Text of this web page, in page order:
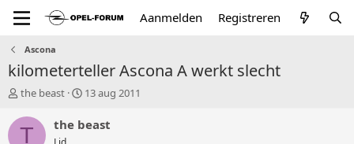
Aanmelden Registreren
Ascona
kilometerteller Ascona A werkt slecht
T
p
the beast
S
a
13 aug 2011
T the beast